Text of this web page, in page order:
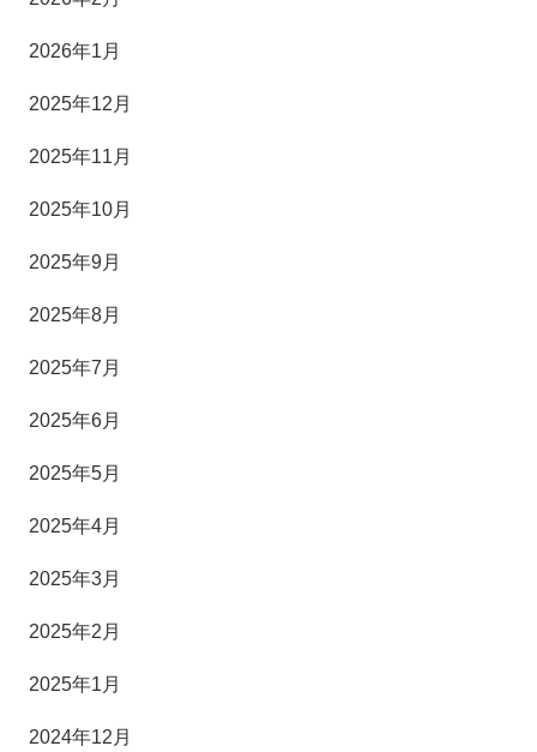
2026年1月
2025年12月
2025年11月
2025年10月
2025年9月
2025年8月
2025年7月
2025年6月
2025年5月
2025年4月
2025年3月
2025年2月
2025年1月
2024年12月